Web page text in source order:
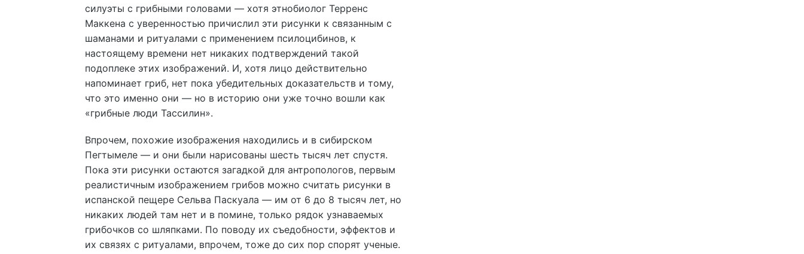
силуэты с грибными головами — хотя этнобиолог Терренс
Маккена с уверенностью причислил эти рисунки к связанным с
шаманами и ритуалами с применением псилоцибинов, к
настоящему времени нет никаких подтверждений такой
подоплеке этих изображений. И, хотя лицо действительно
напоминает гриб, нет пока убедительных доказательств и тому,
что это именно они — но в историю они уже точно вошли как
«грибные люди Тассилин».
Впрочем, похожие изображения находились и в сибирском
Пегтымеле — и они были нарисованы шесть тысяч лет спустя.
Пока эти рисунки остаются загадкой для антропологов, первым
реалистичным изображением грибов можно считать рисунки в
испанской пещере Сельва Паскуала — им от 6 до 8 тысяч лет, но
никаких людей там нет и в помине, только рядок узнаваемых
грибочков со шляпками. По поводу их съедобности, эффектов и
их связях с ритуалами, впрочем, тоже до сих пор спорят ученые.